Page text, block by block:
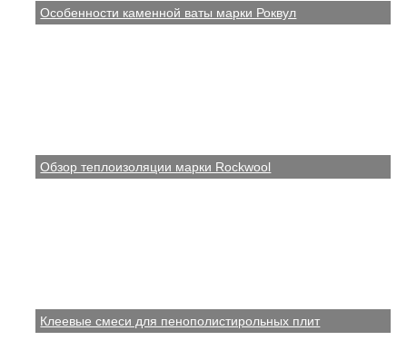
Особенности каменной ваты марки Роквул
Обзор теплоизоляции марки Rockwool
Клеевые смеси для пенополистирольных плит